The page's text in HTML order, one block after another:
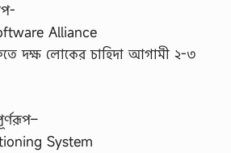
Alliance
দক্ষ লোকের চাহিদা আগামী ২-৩
System